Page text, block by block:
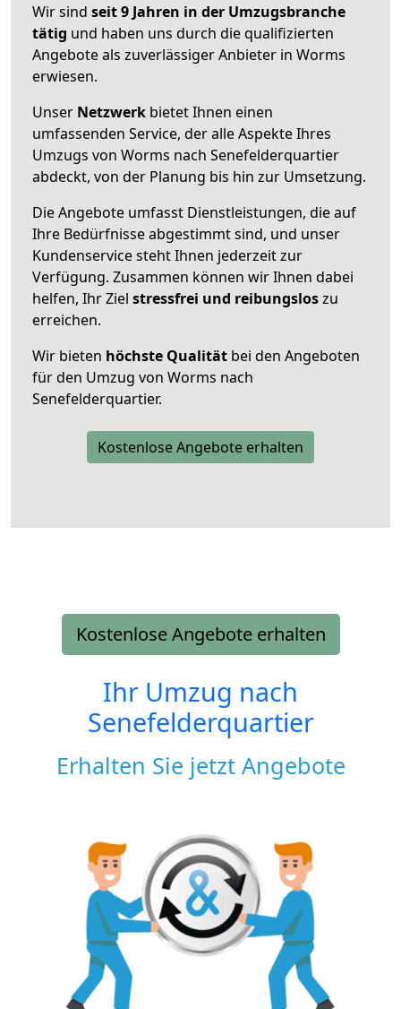
Wir sind seit 9 Jahren in der Umzugsbranche
tätig und haben uns durch die qualifizierten
Angebote als zuverlässiger Anbieter in Worms
erwiesen.
Unser Netzwerk bietet Ihnen einen
umfassenden Service, der alle Aspekte Ihres
Umzugs von Worms nach Senefelderquartier
abdeckt, von der Planung bis hin zur Umsetzung.
Die Angebote umfasst Dienstleistungen, die auf
Ihre Bedürfnisse abgestimmt sind, und unser
Kundenservice steht Ihnen jederzeit zur
Verfügung. Zusammen können wir Ihnen dabei
helfen, Ihr Ziel stressfrei und reibungsloszu
erreichen.
Wir bieten höchste Qualität bei den Angeboten
für den Umzug von Worms nach
Senefelderquartier.
Kostenlose Angebote erhalten
Kostenlose Angebote erhalten
Ihr Umzug nach
Senefelderquartier
Erhalten Sie jetzt Angebote